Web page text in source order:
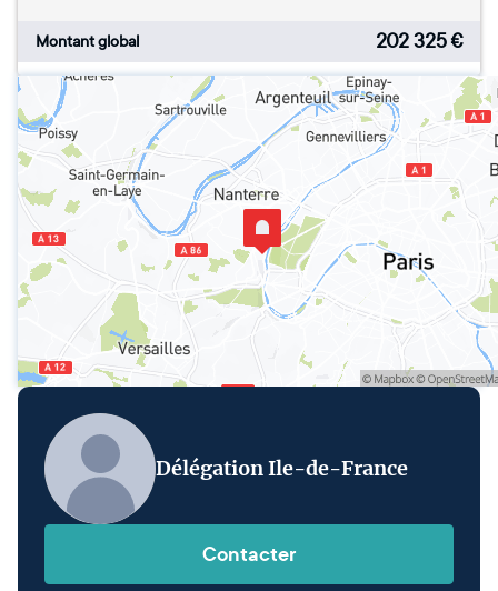
Montant global 202 325€
Délégation Ile-de-France
Contacter